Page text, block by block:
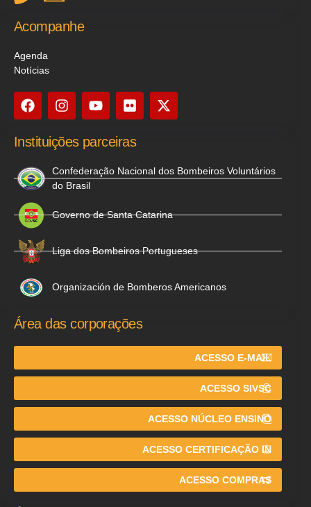
Acompanhe
Agenda
Notícias
Instituições parceiras
Confederação Nacional dos Bombeiros Voluntários
do Brasil
Governo de Santa Catarina
Liga dos Bombeiros Portugueses
Organización de Bomberos Americanos
Área das corporações
ACESSO E-MAIL
ACESSO SIVSC
ACESSO NÚCLEO ENSINO
ACESSO CERTIFICAÇÃO IN
ACESSO COMPRAS